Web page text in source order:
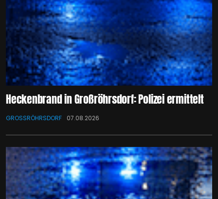
Heckenbrand in Großröhrsdorf: Polizei ermittelt
GROSSRÖHRSDORF 07.08.2026